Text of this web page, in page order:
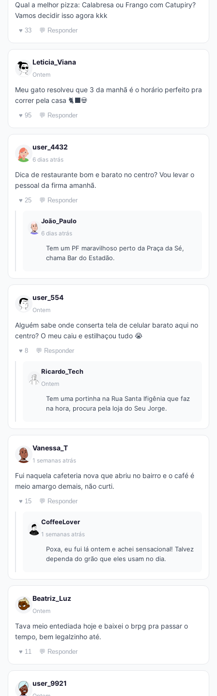
Qual a melhor pizza: Calabresa ou Frango com Catupiry?
Vamos decidir isso agora kkk
♥ 33 💬 Responder
Leticia_Viana
Ontem
Meu gato resolveu que 3 da manhã é o horário perfeito pra
correr pela casa 🐈‍⬛💀
♥ 95 💬 Responder
user_4432
6 dias atrás
Dica de restaurante bom e barato no centro? Vou levar o
pessoal da firma amanhã.
♥ 25 💬 Responder
João_Paulo
6 dias atrás
Tem um PF maravilhoso perto da Praça da Sé,
chama Bar do Estadão.
user_554
Ontem
Alguém sabe onde conserta tela de celular barato aqui no
centro? O meu caiu e estilhaçou tudo 😭
♥ 8 💬 Responder
Ricardo_Tech
Ontem
Tem uma portinha na Rua Santa Ifigênia que faz
na hora, procura pela loja do Seu Jorge.
Vanessa_T
1 semanas atrás
Fui naquela cafeteria nova que abriu no bairro e o café é
meio amargo demais, não curti.
♥ 15 💬 Responder
CoffeeLover
1 semanas atrás
Poxa, eu fui lá ontem e achei sensacional! Talvez
dependa do grão que eles usam no dia.
Beatriz_Luz
Ontem
Tava meio entediada hoje e baixei o brpg pra passar o
tempo, bem legalzinho até.
♥ 11 💬 Responder
user_9921